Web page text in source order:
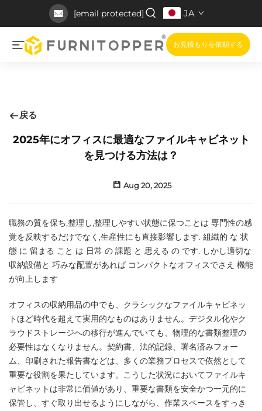
[email protected] JA
お見積もりを依頼する
戻る
2025年にオフィスに最適なファイルキャビネット
を見つける方法は？
Aug 20, 2025
職務の質を保ち,整理し,整理しやすい状態に保つことは 専門性の感
覚を反映するだけでなく,生産性にも直接影響します. 組織的 な 状
態 に 留まる こと は 日常 の 課題 と 思える の です. しかし適切な
収納設備と 巧みな配置があれば コンパクトなオフィスでさえ 機能
が向上します
オフィスの収納用品の中でも、クラシックなファイルキャビネッ
トほど時代を超えて実用的なものはありません。デジタル化やク
ラウドストレージへの移行が進んでいても、物理的な書類整理の
必要性はなくなりません。契約書、法的記録、署名済みフォー
ム、印刷された報告書などは、多くの業務プロセスで依然として
重要な役割を果たしています。こうした状況においてファイルキ
ャビネットは非常に価値があり、重要な書類を安全かつ一元的に
保管し、すぐ取り出せるようにしながら、作業スペースをすっき